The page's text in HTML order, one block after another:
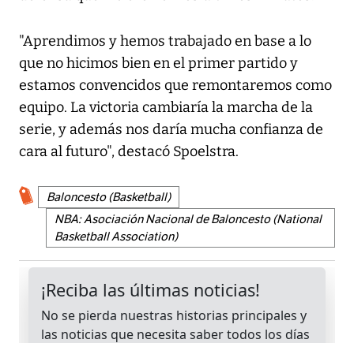
"Aprendimos y hemos trabajado en base a lo
que no hicimos bien en el primer partido y
estamos convencidos que remontaremos como
equipo. La victoria cambiaría la marcha de la
serie, y además nos daría mucha confianza de
cara al futuro", destacó Spoelstra.
Baloncesto (Basketball)
NBA: Asociación Nacional de Baloncesto (National
Basketball Association)